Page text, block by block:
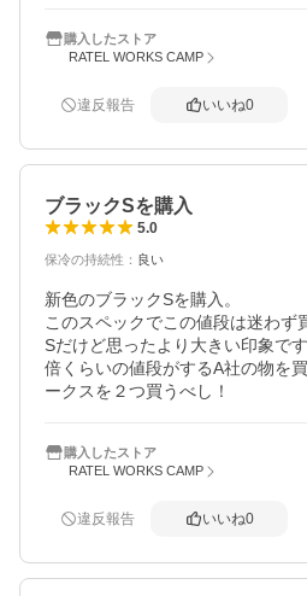
購入したストア
RATEL WORKS CAMP
違反報告 いいね0
ブラックSを購入
5.0
保冷の持続性 ： 良い
新色のブラックSを購入。
このスペックでこの値段は迷わず
Sだけど思ったより大きい印象です
倍くらいの値段がするA社の物を
ークスを２つ買うべし！
購入したストア
RATEL WORKS CAMP
違反報告 いいね0